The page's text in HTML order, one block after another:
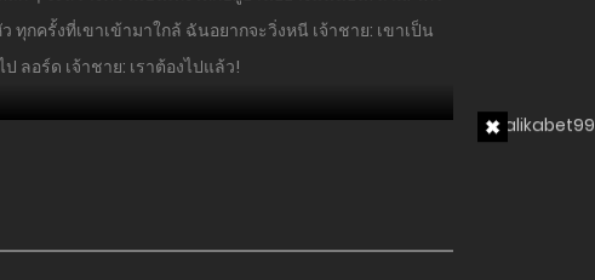
กครั้งที่เขาเข้ามาใกล้ ฉันอยากจะวิ่งหนี เจ้าชาย: เขาเป็น
อร์ด เจ้าชาย: เราต้องไปแล้ว!